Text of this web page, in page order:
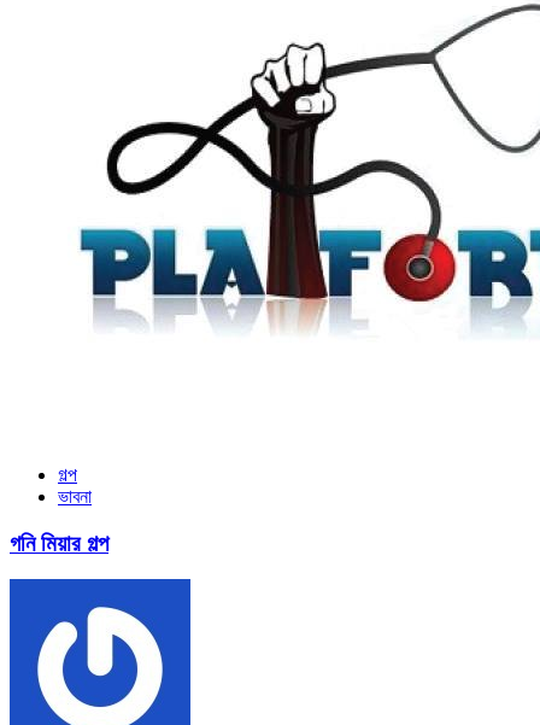
গল্প
ভাবনা
গনি মিয়ার গল্প